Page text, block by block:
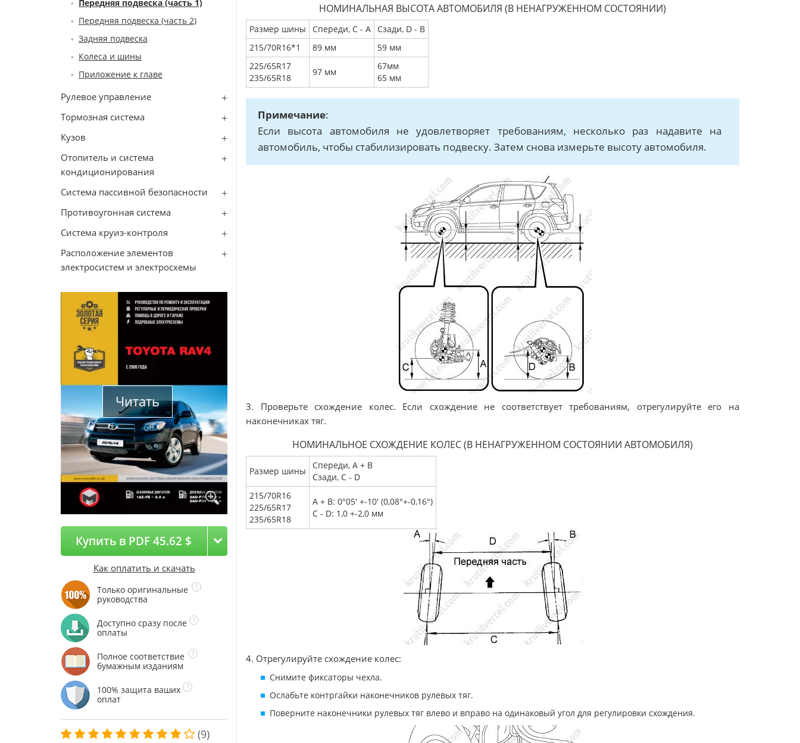
Передняя подвеска (часть 1)
Передняя подвеска (часть 2)
Задняя подвеска
Колеса и шины
Приложение к главе
Рулевое управление
Тормозная система
Кузов
Отопитель и система
кондиционирования
Система пассивной безопасности
Противоугонная система
Система круиз-контроля
Расположение элементов
электросистем и электросхемы
Читать
Купить в PDF 45.62 $
Как оплатить и скачать
Только оригинальные
руководства
Доступно сразу после
оплаты
Полное соответствие
бумажным изданиям
100% защита ваших
оплат
(9)
НОМИНАЛЬНАЯ ВЫСОТА АВТОМОБИЛЯ (В НЕНАГРУЖЕННОМ СОСТОЯНИИ)
Размер шины Спереди, C - A
Сзади, D - B
215/70R16*1
89 мм
59 мм
225/65R17
235/65R18
97 мм
67мм
65 мм
Примечание:
Если высота автомобиля не удовлетворяет требованиям, несколько раз надавите на
автомобиль, чтобы стабилизировать подвеску. Затем снова измерьте высоту автомобиля.
3. Проверьте схождение колес. Если схождение не соответствует требованиям, отрегулируйте его на
наконечниках тяг.
НОМИНАЛЬНОЕ СХОЖДЕНИЕ КОЛЕС (В НЕНАГРУЖЕННОМ СОСТОЯНИИ АВТОМОБИЛЯ)
Размер шины
Спереди, A + B
Сзади, C - D
215/70R16
225/65R17
235/65R18
A + B: 0°05' +-10' (0,08°+-0,16°)
C - D: 1,0 +-2,0 мм
4. Отрегулируйте схождение колес:
Снимите фиксаторы чехла.
Ослабьте контргайки наконечников рулевых тяг.
Поверните наконечники рулевых тяг влево и вправо на одинаковый угол для регулировки схождения.